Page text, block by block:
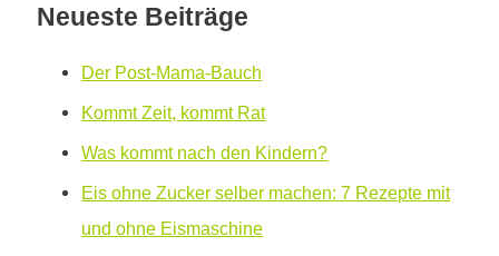
Neueste Beiträge
Der Post-Mama-Bauch
Kommt Zeit, kommt Rat
Was kommt nach den Kindern?
Eis ohne Zucker selber machen: 7 Rezepte mit
und ohne Eismaschine